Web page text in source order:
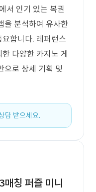
서 인기 있는 복권
을 분석하여 유사한
합니다. 레퍼런스
다양한 카지노 게
으로 상세 기획 및
담 받으세요.
칭 퍼즐 미니